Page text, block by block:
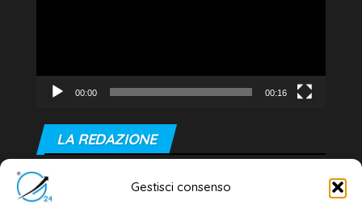
Gestisci consenso
00:00 00:16
LA REDAZIONE
Editore e direttore responsabile:
Dott. Daniele G. Masciullo